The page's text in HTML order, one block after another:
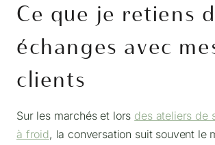
Ce que je retiens
échanges avec
clients
Sur les marchés et lors des ateliers de
à froid, la conversation suit souvent le